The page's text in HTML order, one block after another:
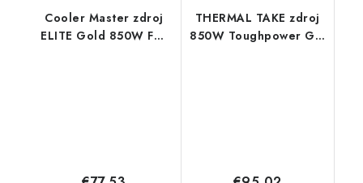
Cooler Master zdroj
ELITE Gold 850W FM,
THERMAL TAKE zdroj
850W Toughpower GT,